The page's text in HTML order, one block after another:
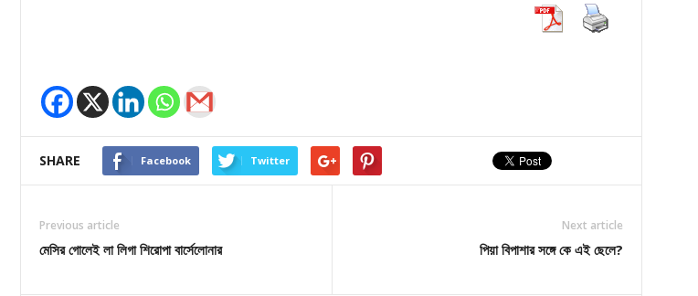
SHARE Facebook Twitter
Previous article
মেসির গোলেই লা লিগা শিরোপা বার্সেলোনার
Next article
পিয়া বিপাশার সঙ্গে কে এই ছেলে?